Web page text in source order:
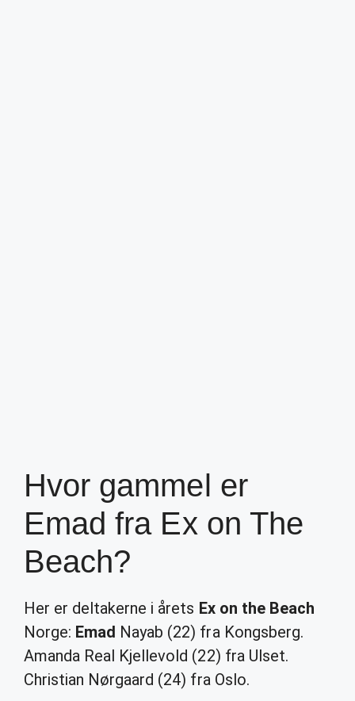
Hvor gammel er
Emad fra Ex on The
Beach?
Her er deltakerne i årets Ex on the Beach
Norge: Emad Nayab (22) fra Kongsberg.
Amanda Real Kjellevold (22) fra Ulset.
Christian Nørgaard (24) fra Oslo.